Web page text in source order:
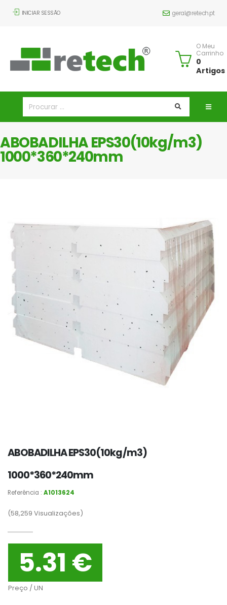
INICIAR SESSÃO geral@retech.pt
O Meu
Carrinho
0
Artigos
ABOBADILHA EPS30(10kg/m3)
1000*360*240mm
ABOBADILHA EPS30(10kg/m3)
1000*360*240mm
Referência : A1013624
(58,259 Visualizações)
5.31 €
Preço / UN